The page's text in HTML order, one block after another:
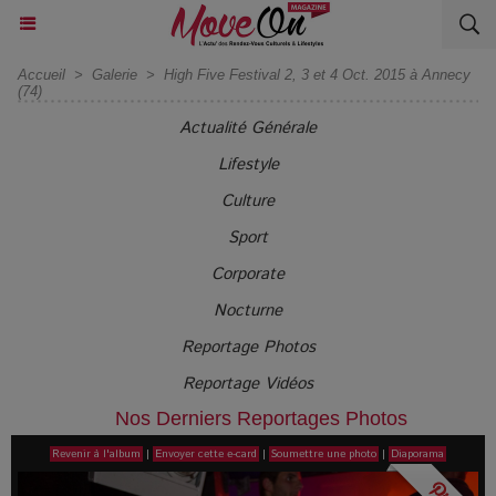
Accueil > Galerie > High Five Festival 2, 3 et 4 Oct. 2015 à Annecy
(74)
Actualité Générale
Lifestyle
Culture
Sport
Corporate
Nocturne
Reportage Photos
Reportage Vidéos
Nos Derniers Reportages Photos
Revenir à l'album | Envoyer cette e-card | Soumettre une photo | Diaporama